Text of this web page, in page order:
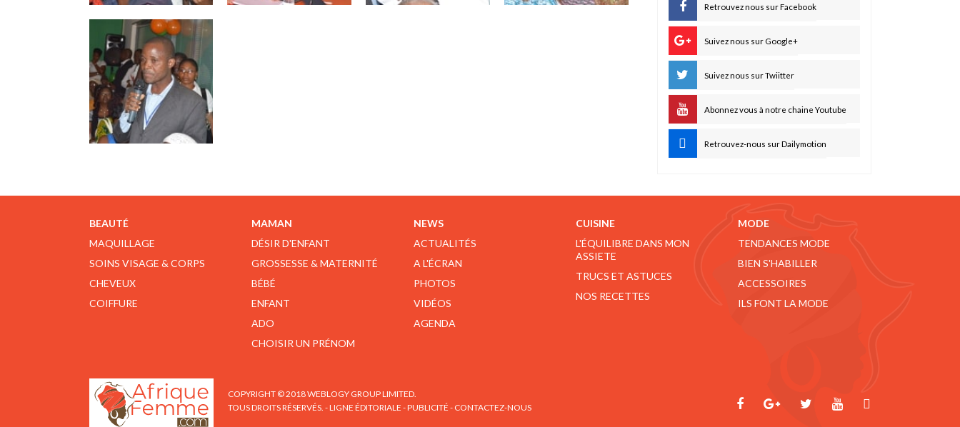
Retrouvez nous sur Facebook
Suivez nous sur Google+
Suivez nous sur Twiitter
Abonnez vous à notre chaine Youtube
Retrouvez-nous sur Dailymotion
BEAUTÉ
MAQUILLAGE
SOINS VISAGE & CORPS
CHEVEUX
COIFFURE
MAMAN
DÉSIR D'ENFANT
GROSSESSE & MATERNITÉ
BÉBÉ
ENFANT
ADO
CHOISIR UN PRÉNOM
NEWS
ACTUALITÉS
A L'ÉCRAN
PHOTOS
VIDÉOS
AGENDA
CUISINE
L'ÉQUILIBRE DANS MON
ASSIETE
TRUCS ET ASTUCES
NOS RECETTES
MODE
TENDANCES MODE
BIEN S'HABILLER
ACCESSOIRES
ILS FONT LA MODE
COPYRIGHT © 2018 WEBLOGY GROUP LIMITED.
TOUS DROITS RÉSERVÉS. -LIGNE ÉDITORIALE -PUBLICITÉ - CONTACTEZ-NOUS